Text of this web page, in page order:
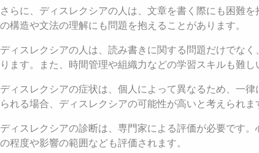
さらに、ディスレクシアの人は、文章を書く際にも困難
の構造や文法の理解にも問題を抱えることがあります。
ディスレクシアの人は、読み書きに関する問題だけでな
ります。また、時間管理や組織力などの学習スキルも難し
ディスレクシアの症状は、個人によって異なるため、一
られる場合、ディスレクシアの可能性が高いと考えられま
ディスレクシアの診断は、専門家による評価が必要です
の程度や影響の範囲なども評価されます。